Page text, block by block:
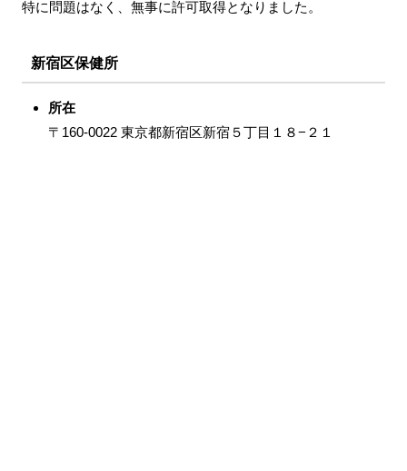
特に問題はなく、無事に許可取得となりました。
新宿区保健所
所在
〒160-0022 東京都新宿区新宿５丁目１８−２１